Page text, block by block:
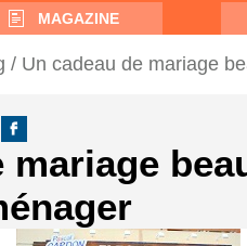
MAGAZINE
/ Un cadeau de mariage
mariage